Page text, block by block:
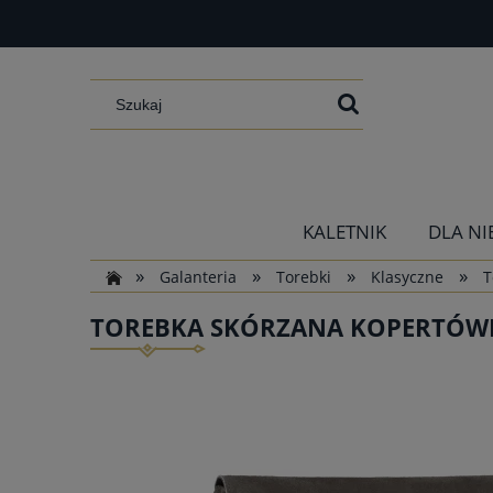
KALETNIK
DLA
»
Galanteria » Torebki » Klasyczne »
TOREBKA SKÓRZANA